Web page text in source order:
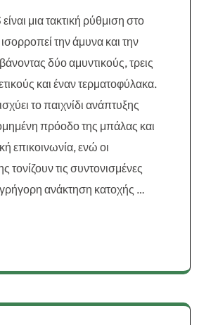
μια τακτική ρύθμιση στο
την άμυνα και την
δύο αμυντικούς, τρεις
και έναν τερματοφύλακα.
το παιχνίδι ανάπτυξης
πρόοδο της μπάλας και
επικοινωνία, ενώ οι
τονίζουν τις συντονισμένες
ανάκτηση κατοχής …